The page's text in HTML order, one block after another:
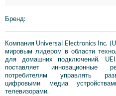
Бренд:
Компания Universal Electronics Inc.
мировым лидером в области
для домашних подключений. UEI
поставляет инновационные
потребителям управлять
цифровыми медиа
телевизорами.